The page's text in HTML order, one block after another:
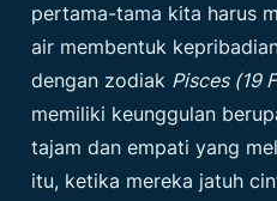
pertama-tama kita harus
air membentuk
dengan zodiak Pisces (19
memiliki keunggulan
tajam dan empati yang
itu, ketika mereka jatuh